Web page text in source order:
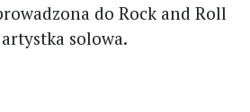
do Rock and Roll
solowa.